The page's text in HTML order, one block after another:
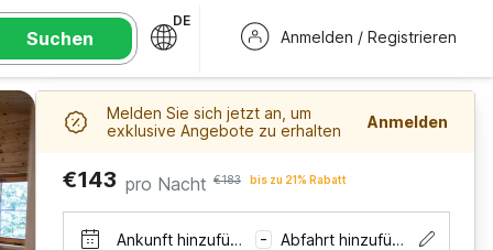
Suchen
DE
Anmelden / Registrieren
Melden Sie sich jetzt an, um
exklusive Angebote zu erhalten
Anmelden
€143 pro Nacht €183 bis zu 21% Rabatt
Ankunft hinzufügen – Abfahrt hinzufügen